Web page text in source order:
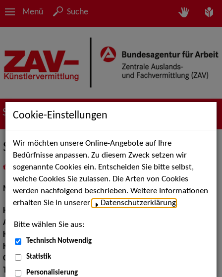
Menü Suche
Suche nach Künstler*innen
Sascha K.
als PDF speichern
inMeine Merklistelegen
Models / Werbung:Fotomodell
Haarfarbe:
Augenfarbe:grün
Körpergröße:
Konfektionsgröße:
Oberweite:107
Taille:
85
Cookie-Einstellungen
Wir möchten unsere Online-Angebote auf Ihre
Bedürfnisse anpassen. Zu diesem Zweck setzen wir
sogenannte Cookies ein. Entscheiden Sie bitte selbst,
welche Cookies Sie zulassen. Die Arten von Cookies
werden nachfolgend beschrieben. Weitere Informationen
erhalten Sie in unserer
Datenschutzerklärung
Bitte wählen Sie aus:
Technisch Notwendig
Statistik
Personalisierung